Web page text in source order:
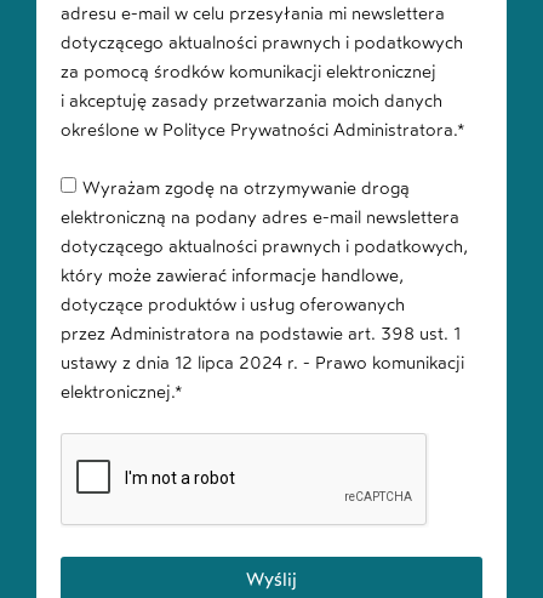
adresu e-mail w celu przesyłania mi newslettera
dotyczącego aktualności prawnych i podatkowych
za pomocą środków komunikacji elektronicznej
i akceptuję zasady przetwarzania moich danych
określone w Polityce Prywatności Administratora.*
Wyrażam zgodę na otrzymywanie drogą
elektroniczną na podany adres e-mail newslettera
dotyczącego aktualności prawnych i podatkowych,
który może zawierać informacje handlowe,
dotyczące produktów i usług oferowanych
przez Administratora na podstawie art. 398 ust. 1
ustawy z dnia 12 lipca 2024 r. - Prawo komunikacji
elektronicznej.*
Wyślij